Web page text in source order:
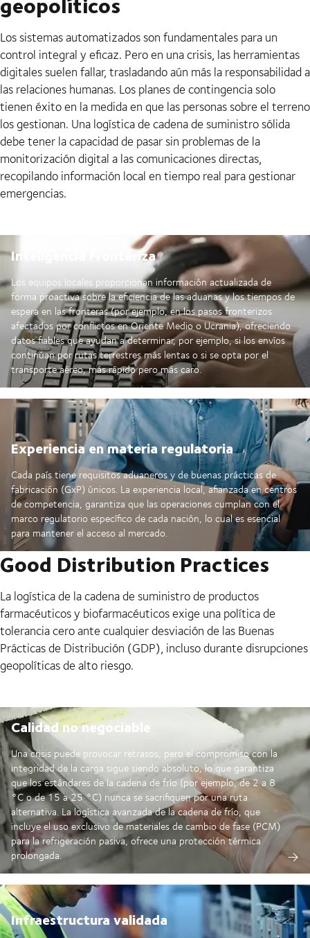
Los sistemas automatizados son fundamentales para un
control integral y eficaz. Pero en una crisis, las herramientas
digitales suelen fallar, trasladando aún más la responsabilidad a
las relaciones humanas. Los planes de contingencia solo
tienen éxito en la medida en que las personas sobre el terreno
los gestionan. Una logística de cadena de suministro sólida
debe tener la capacidad de pasar sin problemas de la
monitorización digital a las comunicaciones directas,
recopilando información local en tiempo real para gestionar
emergencias.
Inteligencia Fronteriza
Los equipos locales proporcionan información actualizada de
forma proactiva sobre la eficiencia de las aduanas y los tiempos de
espera en las fronteras (por ejemplo, en los pasos fronterizos
afectados por conflictos en Oriente Medio o Ucrania), ofreciendo
datos fiables que ayudan a determinar, por ejemplo, si los envíos
continúan por rutas terrestres más lentas o si se opta por el
transporte aéreo, más rápido pero más caro.
Experiencia en materia regulatoria
Cada país tiene requisitos aduaneros y de buenas prácticas de
fabricación (GxP) únicos. La experiencia local, afianzada en centros
de competencia, garantiza que las operaciones cumplan con el
marco regulatorio específico de cada nación, lo cual es esencial
para mantener el acceso al mercado.
Good Distribution Practices
La logística de la cadena de suministro de productos
farmacéuticos y biofarmacéuticos exige una política de
tolerancia cero ante cualquier desviación de las Buenas
Prácticas de Distribución (GDP), incluso durante disrupciones
geopolíticas de alto riesgo.
Calidad no negociable
Una crisis puede provocar retrasos, pero el compromiso con la
integridad de la carga sigue siendo absoluto, lo que garantiza
que los estándares de la cadena de frío (por ejemplo, de 2 a 8
°C o de 15 a 25 °C) nunca se sacrifiquen por una ruta
alternativa. La logística avanzada de la cadena de frío, que
incluye el uso exclusivo de materiales de cambio de fase (PCM)
para la refrigeración pasiva, ofrece una protección térmica
prolongada.
Infraestructura validada